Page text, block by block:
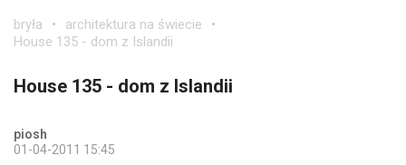
bryła
architektura na świecie
House 135 - dom z Islandii
House 135 - dom z Islandii
piosh
01-04-2011 15:45